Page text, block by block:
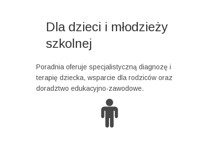
Dla dzieci i młodzieży
szkolnej
Poradnia oferuje specjalistyczną diagnozę i
terapię dziecka, wsparcie dla rodziców oraz
doradztwo edukacyjno-zawodowe.